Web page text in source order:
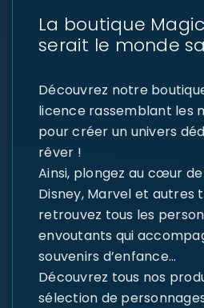
La boutique
serait le monde
Découvrez notre
licence rassemblant les
pour créer un univers
rêver !
Ainsi, plongez au cœur
Disney, Marvel et autres
retrouvez tous les
envoutants qui
souvenirs d’enfance…
Découvrez tous nos
sélection de